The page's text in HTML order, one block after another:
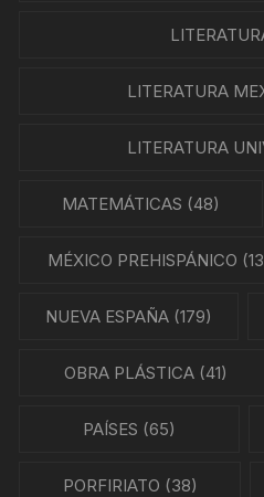
LITERATURA
LITERATURA
MATEMÁTICAS (48)
MÉXICO PREHISPÁNICO
NUEVA ESPAÑA(179)
OBRA PLÁSTICA (41)
PAÍSES (65)
PORFIRIATO (38)